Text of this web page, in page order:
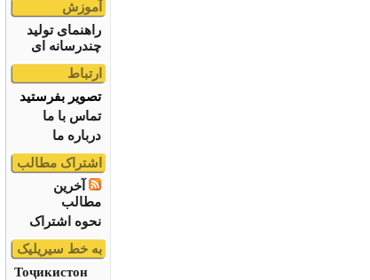
آموزش
راهنمای تولید
چندرسانه ای
ارتباط
تصویر بفرستید
تماس با ما
درباره ما
اشتراک مطالب
آخرین
مطالب
نحوه اشتراک
به خط سیریلیک
Тоҷикистон